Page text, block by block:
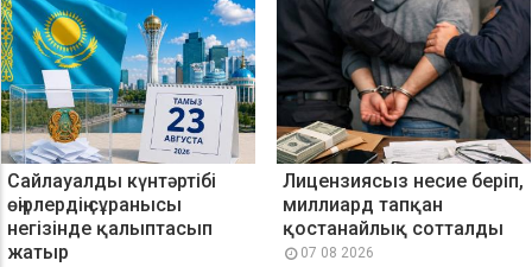
Сайлауалды күнтәртібі
өңірлердің сұранысы
негізінде қалыптасып
жатыр
Лицензиясыз несие беріп,
миллиард тапқан
қостанайлық сотталды
07 08 2026